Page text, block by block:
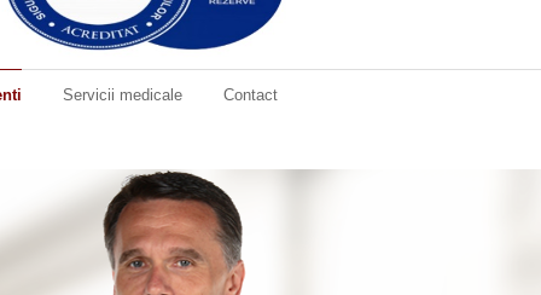
Servicii medicale Contact